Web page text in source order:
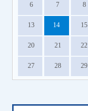
6 7 8
13 14 15
20 21 22
27 28 29